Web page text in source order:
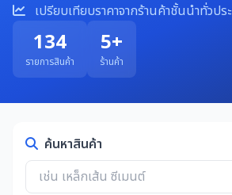
เปรียบเทียบราคาจากร้านค้าชั้นนำทั่วปร
134
รายการสินค้า
5+
ร้านค้า
ค้นหาสินค้า